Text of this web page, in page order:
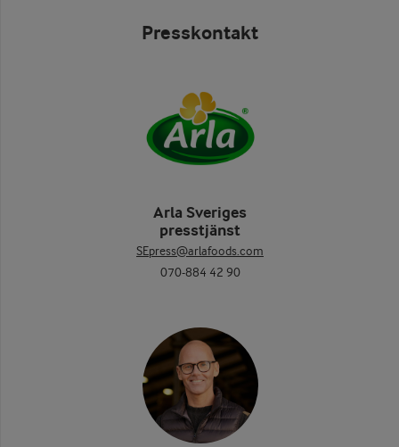
Presskontakt
Arla Sveriges
presstjänst
SEpress@arlafoods.com
070-884 42 90